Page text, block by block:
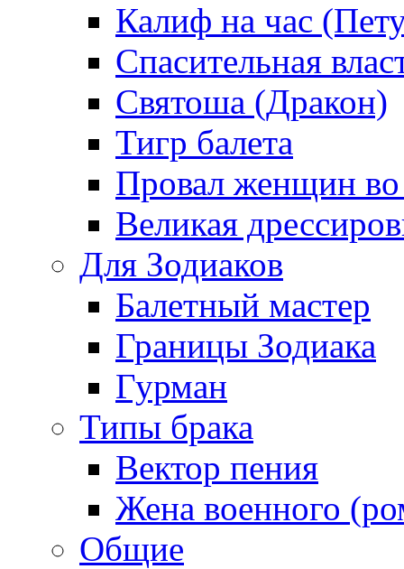
Калиф на час
Спасительная
Святоша (Дракон)
Тигр балета
Провал женщин во
Великая
Для Зодиаков
Балетный мастер
Границы Зодиака
Гурман
Типы брака
Вектор пения
Жена военного
Общие